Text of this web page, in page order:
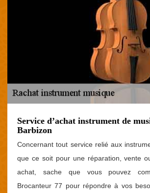
Service d’achat instrument de
Barbizon
Concernant tout service relié aux
que ce soit pour une réparation, vente
achat, sache que vous pouvez
Brocanteur 77 pour répondre à vos